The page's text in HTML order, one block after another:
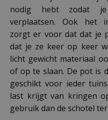
nodig hebt zodat
verplaatsen. Ook het
zorgt er voor dat dat je
dat je ze keer op keer
licht gewicht materiaal
of op te slaan. De pot is
geschikt voor ieder
last krijgt van kringen
gebruik dan de schotel